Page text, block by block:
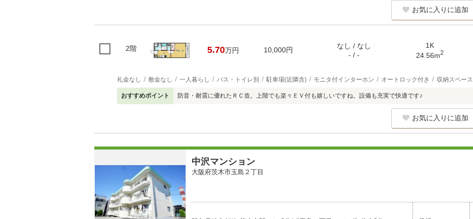
お気に入りに追加
2階 5.70万円 10,000円
なし / なし
- / -
1K
24.56m2
礼金なし 敷金なし 一人暮らし バス・トイレ別 駐車場(近隣含) モニタ付インターホン オートロック付き 収納スペース
おすすめポイント 防音・耐震に優れたＲＣ造。上階でも楽々ＥＶ付も嬉しいですね。設備も充実で快適です♪
お気に入りに追加
中沢マンション
大阪府茨木市玉島２丁目